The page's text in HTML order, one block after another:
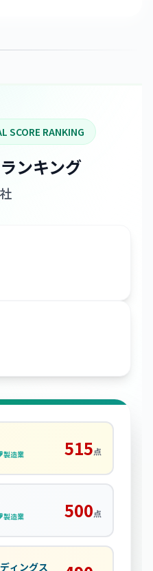
SCORE RANKING
ンキング
製造業 515点
製造業 500点
ィングス